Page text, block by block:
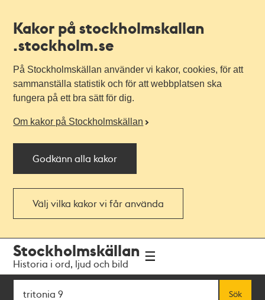
Kakor på stockholmskallan
.stockholm.se
På Stockholmskällan använder vi kakor, cookies, för att
sammanställa statistik och för att webbplatsen ska
fungera på ett bra sätt för dig.
Om kakor på Stockholmskällan
Godkänn alla kakor
Välj vilka kakor vi får använda
navigationen
huvudinnehållet
Stockholmskällan
Historia i ord, ljud och bild
Sök
Sök